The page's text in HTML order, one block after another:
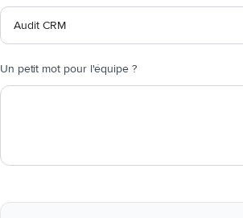
Un petit mot pour l'équipe ?